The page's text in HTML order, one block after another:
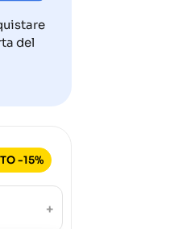
del
-15%
+